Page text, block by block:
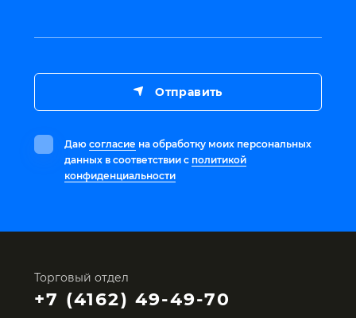
Даю согласие на обработку моих персональных
данных в соответствии с политикой
конфиденциальности
Отправить
Торговый отдел
+7 (4162) 49-49-70